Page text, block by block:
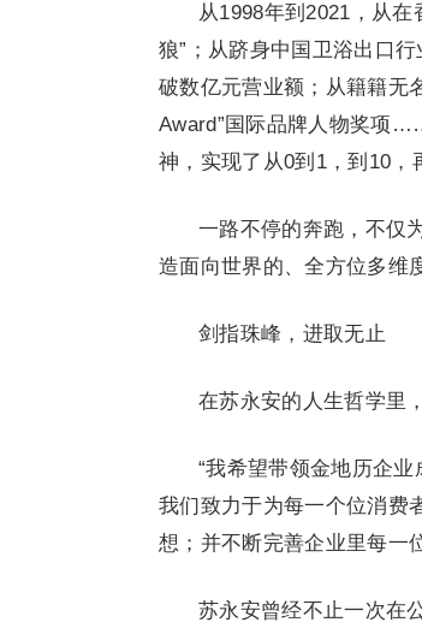
从1998年到2021，从
狼”；从跻身中国卫浴出口
破数亿元营业额；从籍籍无
Award”国际品牌人物奖项
神，实现了从0到1，到10，
一路不停的奔跑，不仅
造面向世界的、全方位多维
剑指珠峰，进取无止
在苏永安的人生哲学里
“我希望带领金地历企
我们致力于为每一个位消费
想；并不断完善企业里每一
苏永安曾经不止一次在